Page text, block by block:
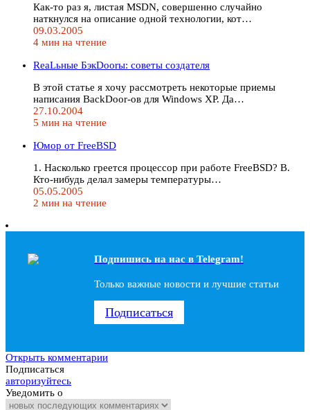
Как-то раз я, листая MSDN, совершенно случайно
наткнулся на описание одной технологии, кот…
09.03.2005
4 мин на чтение
RеаLьные БэкDоorы: советы создателя
В этой статье я хочу рассмотреть некоторые приемы
написания BackDoor-ов для Windows XP. Да…
27.10.2004
5 мин на чтение
Юмор от FreeBSD
1. Hасколько греется процессор при работе FreeBSD? В.
Кто-нибудь делал замеры температуры…
05.05.2005
2 мин на чтение
Подпишись на наc в Telegram!
Только важные новости и лучшие статьи
Подписаться
Открыть комментарии
Подписаться
авторизуйтесь
Уведомить о